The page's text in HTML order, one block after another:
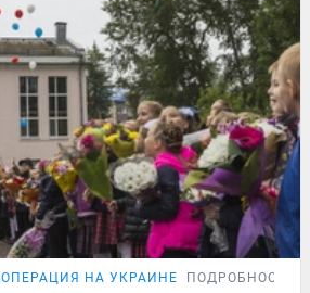
НА УКРАИНЕ ПОДРОБНОСТИ